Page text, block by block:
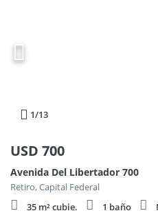
1/13
USD 700
Avenida Del Libertador 700
Retiro, Capital Federal
35 m² cubie.
1 baño